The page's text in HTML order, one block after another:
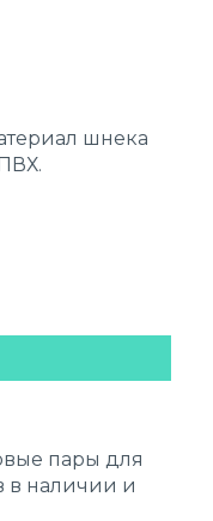
шнека
пары для
в наличии и